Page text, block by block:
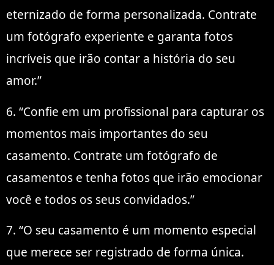
eternizado de forma personalizada. Contrate
um fotógrafo experiente e garanta fotos
incríveis que irão contar a história do seu
amor.”
6. “Confie em um profissional para capturar os
momentos mais importantes do seu
casamento. Contrate um fotógrafo de
casamentos e tenha fotos que irão emocionar
você e todos os seus convidados.”
7. “O seu casamento é um momento especial
que merece ser registrado de forma única.